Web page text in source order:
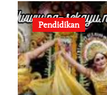
Pendidikan